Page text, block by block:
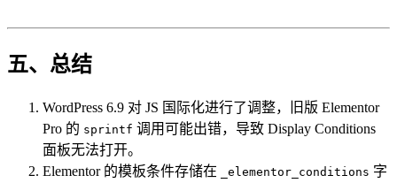
五、总结
WordPress 6.9 对 JS 国际化进行了调整，旧版 Elementor
Pro 的 sprintf 调用可能出错，导致 Display Conditions
面板无法打开。
Elementor 的模板条件存储在
_elementor_conditions 字